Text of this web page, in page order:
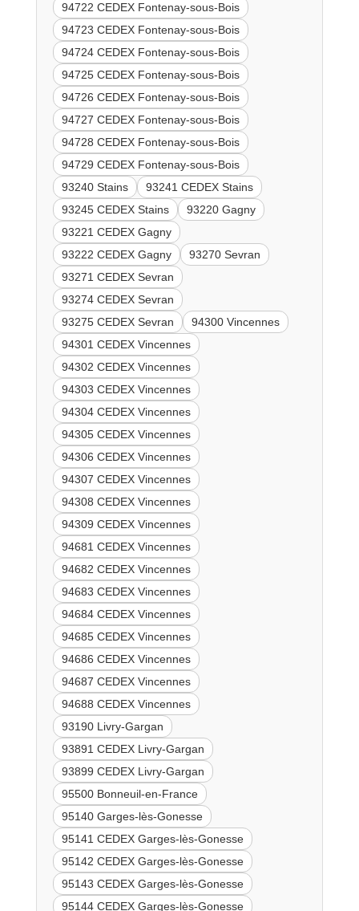
94722 CEDEX Fontenay-sous-Bois
94723 CEDEX Fontenay-sous-Bois
94724 CEDEX Fontenay-sous-Bois
94725 CEDEX Fontenay-sous-Bois
94726 CEDEX Fontenay-sous-Bois
94727 CEDEX Fontenay-sous-Bois
94728 CEDEX Fontenay-sous-Bois
94729 CEDEX Fontenay-sous-Bois
93240 Stains
93241 CEDEX Stains
93245 CEDEX Stains
93220 Gagny
93221 CEDEX Gagny
93222 CEDEX Gagny
93270 Sevran
93271 CEDEX Sevran
93274 CEDEX Sevran
93275 CEDEX Sevran
94300 Vincennes
94301 CEDEX Vincennes
94302 CEDEX Vincennes
94303 CEDEX Vincennes
94304 CEDEX Vincennes
94305 CEDEX Vincennes
94306 CEDEX Vincennes
94307 CEDEX Vincennes
94308 CEDEX Vincennes
94309 CEDEX Vincennes
94681 CEDEX Vincennes
94682 CEDEX Vincennes
94683 CEDEX Vincennes
94684 CEDEX Vincennes
94685 CEDEX Vincennes
94686 CEDEX Vincennes
94687 CEDEX Vincennes
94688 CEDEX Vincennes
93190 Livry-Gargan
93891 CEDEX Livry-Gargan
93899 CEDEX Livry-Gargan
95500 Bonneuil-en-France
95140 Garges-lès-Gonesse
95141 CEDEX Garges-lès-Gonesse
95142 CEDEX Garges-lès-Gonesse
95143 CEDEX Garges-lès-Gonesse
95144 CEDEX Garges-lès-Gonesse